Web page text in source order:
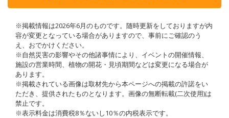
※掲載情報は2026年6月のものです。随時更新をしておりますが内
容が変更となっている場合がありますので、事前にご確認のう
え、おでかけください。
※自然災害の影響やその他諸事情により、イベントの開催情報、
施設の営業時間、植物の開花・見頃期間などは変更になる場合が
あります。
※掲載されている画像は取材先から本ページへの掲載の許諾をい
ただき、提供されたものとなります。画像の無断転載(二次使用)は
禁止です。
※表示料金は消費税8％ないし10％の内税表示です。